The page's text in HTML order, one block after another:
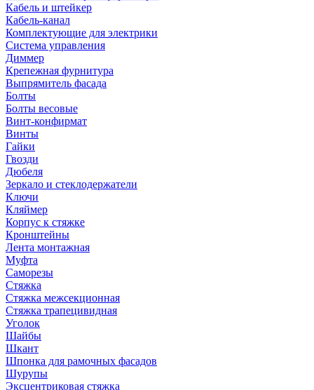
Кабель и штейкер
Кабель-канал
Комплектующие для электрики
Система управления
Диммер
Крепежная фурнитура
Выпрямитель фасада
Болты
Болты весовые
Винт-конфирмат
Винты
Гайки
Гвозди
Дюбеля
Зеркало и стеклодержатели
Ключи
Кляймер
Корпус к стяжке
Кронштейны
Лента монтажная
Муфта
Саморезы
Стяжка
Стяжка межсекционная
Стяжка трапецивидная
Уголок
Шайбы
Шкант
Шпонка для рамочных фасадов
Шурупы
Эксцентриковая стяжка